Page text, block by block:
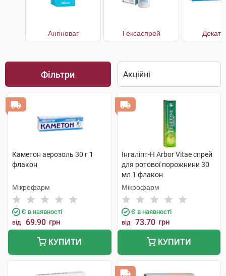
Ангіноваг Гексаспрей
Фільтри
Каметон аерозоль 30 г 1
флакон
Мікрофарм
Є в наявності
від 69.90 грн
КУПИТИ
Інгаліпт-Н Arbor Vitae спрей
для ротової порожнини 30
мл 1 флакон
Мікрофарм
Є в наявності
від 73.70 грн
КУПИТИ